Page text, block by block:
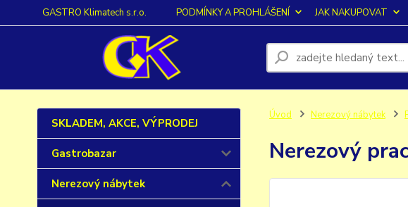
GASTRO Klimatech s.r.o. PODMÍNKY A PROHLÁŠENÍ JAK NAKUPOVAT
SKLADEM, AKCE, VÝPRODEJ
Gastrobazar
Nerezový nábytek
Úvod Nerezový nábytek
Nerezový